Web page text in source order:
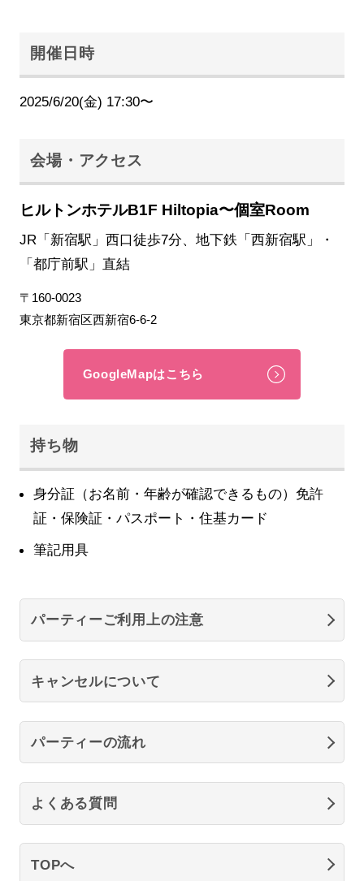
開催日時
2025/6/20(金) 17:30〜
会場・アクセス
ヒルトンホテルB1F Hiltopia〜個室Room
JR「新宿駅」西口徒歩7分、地下鉄「西新宿駅」・
「都庁前駅」直結
〒160-0023
東京都新宿区西新宿6-6-2
GoogleMapはこちら
持ち物
身分証（お名前・年齢が確認できるもの）免許
証・保険証・パスポート・住基カード
筆記用具
パーティーご利用上の注意
キャンセルについて
パーティーの流れ
よくある質問
TOPへ